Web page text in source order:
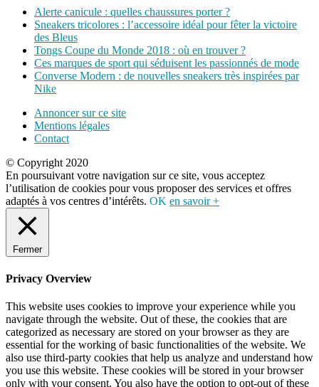
Alerte canicule : quelles chaussures porter ?
Sneakers tricolores : l’accessoire idéal pour fêter la victoire
des Bleus
Tongs Coupe du Monde 2018 : où en trouver ?
Ces marques de sport qui séduisent les passionnés de mode
Converse Modern : de nouvelles sneakers très inspirées par
Nike
Annoncer sur ce site
Mentions légales
Contact
© Copyright 2020
En poursuivant votre navigation sur ce site, vous acceptez
l’utilisation de cookies pour vous proposer des services et offres
adaptés à vos centres d’intérêts. OK en savoir +
Fermer
Privacy Overview
This website uses cookies to improve your experience while you
navigate through the website. Out of these, the cookies that are
categorized as necessary are stored on your browser as they are
essential for the working of basic functionalities of the website. We
also use third-party cookies that help us analyze and understand how
you use this website. These cookies will be stored in your browser
only with your consent. You also have the option to opt-out of these